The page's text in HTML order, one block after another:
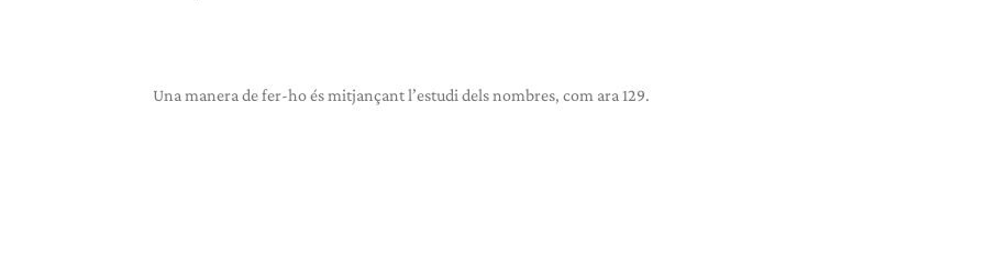
Una manera de fer-ho és mitjançant l’estudi dels nombres, com ara 129.